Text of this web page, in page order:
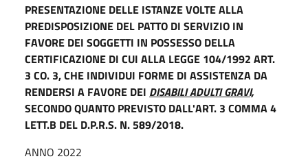
PRESENTAZIONE DELLE ISTANZE VOLTE ALLA
PREDISPOSIZIONE DEL PATTO DI SERVIZIO IN
FAVORE DEI SOGGETTI IN POSSESSO DELLA
CERTIFICAZIONE DI CUI ALLA LEGGE 104/1992 ART.
3 CO. 3, CHE INDIVIDUI FORME DI ASSISTENZA DA
RENDERSI A FAVORE DEI DISABILI ADULTI GRAVI,
SECONDO QUANTO PREVISTO DALL'ART. 3 COMMA 4
LETT.B DEL D.P.R.S. N. 589/2018.
ANNO 2022